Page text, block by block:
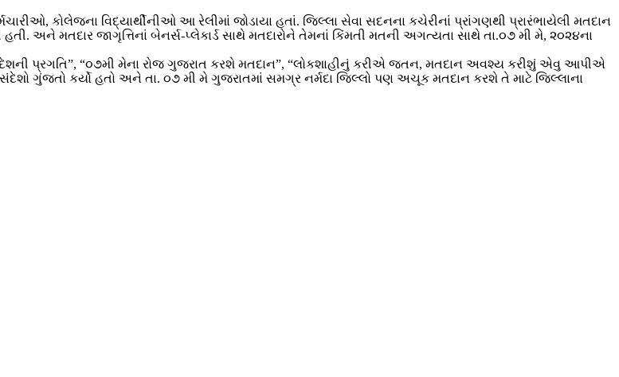
કોલેજના વિદ્યાર્થીનીઓ આ રેલીમાં જોડાયા હતાં. જિલ્લા સેવા સદનના કચેરીનાં પ્રાંગણથી પ્રારંભાયેલી મતદાન
અને મતદાર જાગૃત્તિનાં બેનર્સ-પ્લેકાર્ડ સાથે મતદારોને તેમનાં કિંમતી મતની અગત્યતા સાથે તા.૦૭ મી મે, ૨૦૨૪ના
દેશની પ્રગતિ”, “૦૭મી મેના રોજ ગુજરાત કરશે મતદાન”, “લોકશાહીનું કરીએ જતન, મતદાન અવશ્ય કરીશું એવુ આપીએ
ગુંજતો કર્યો હતો અને તા. ૦૭ મી મે ગુજરાતમાં સમગ્ર નર્મદા જિલ્લો પણ અચૂક મતદાન કરશે તે માટે જિલ્લાના